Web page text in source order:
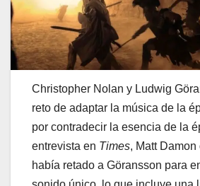
Christopher Nolan y Ludwig
reto de adaptar la música de la
por contradecir la esencia de la
entrevista en Times, Matt
había retado a Göransson para